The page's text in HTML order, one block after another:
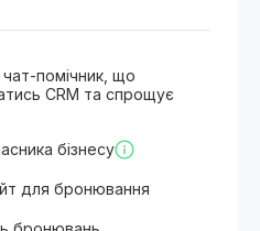
помічник, що
CRM та спрощує
бізнесу
для бронювання